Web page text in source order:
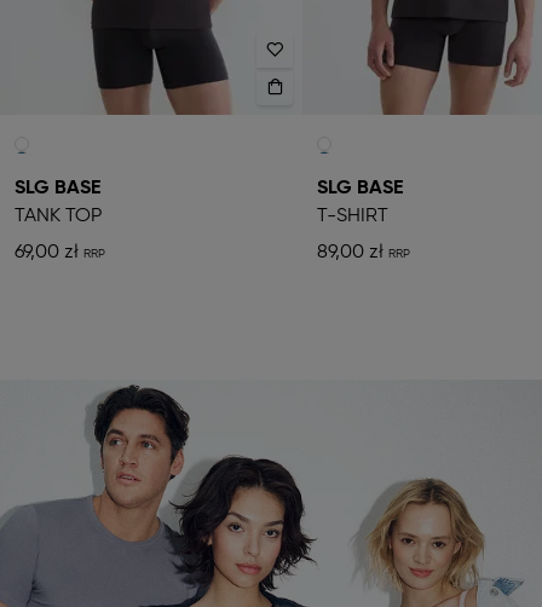
SLG BASE
TANK TOP
69,00 zł
SLG BASE
T-SHIRT
89,00 zł